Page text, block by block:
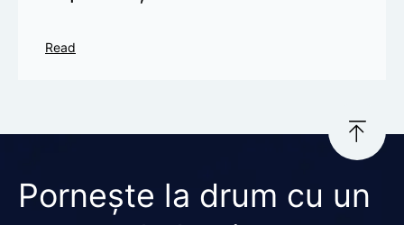
Read
Pornește la drum cu un